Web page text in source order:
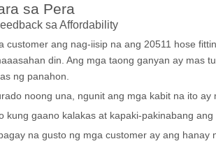
sa Pera
sa Affordability
customer ang nag-iisip na ang 20511 hose
din. Ang mga taong ganyan ay mas
ng panahon.
noong una, ngunit ang mga kabit na ito
kung gaano kalakas at kapaki-pakinabang
na gusto ng mga customer ay ang